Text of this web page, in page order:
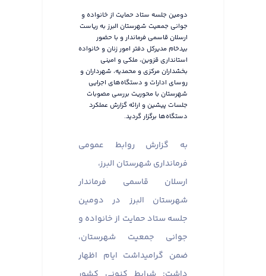
دومین جلسه ستاد حمایت از خانواده و
جوانی جمعیت شهرستان البرز به ریاست
ارسلان قاسمی فرماندار و با حضور
بیدخام مدیرکل دفتر امور زنان و خانواده
استانداری قزوین، ملکی و امینی
بخشداران مرکزی و محمدیه، شهرداران و
روسای ادارات و دستگاه‌های اجرایی
شهرستان با محوریت بررسی مصوبات
جلسات پیشین و ارائه گزارش عملکرد
دستگاه‌ها برگزار گردید.
به گزارش روابط عمومی
فرمانداری شهرستان البرز،
ارسلان قاسمی فرماندار
شهرستان البرز در دومین
جلسه ستاد حمایت از خانواده و
جوانی جمعیت شهرستان،
ضمن گرامیداشت ایام اظهار